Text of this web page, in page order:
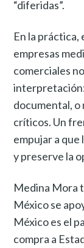
“diferidas”.
En la
empresas
comerciales
documental, o
críticos. Un
empujar a que
y preserve la
Medina Mora
México se
México es el
compra a